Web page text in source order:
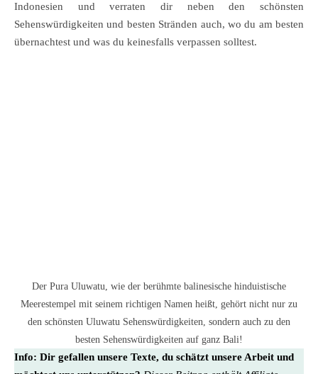
Indonesien und verraten dir neben den schönsten
Sehenswürdigkeiten und besten Stränden auch, wo du am besten
übernachtest und was du keinesfalls verpassen solltest.
Der Pura Uluwatu, wie der berühmte balinesische hinduistische
Meerestempel mit seinem richtigen Namen heißt, gehört nicht nur zu
den schönsten Uluwatu Sehenswürdigkeiten, sondern auch zu den
besten Sehenswürdigkeiten auf ganz Bali!
Info: Dir gefallen unsere Texte, du schätzt unsere Arbeit und